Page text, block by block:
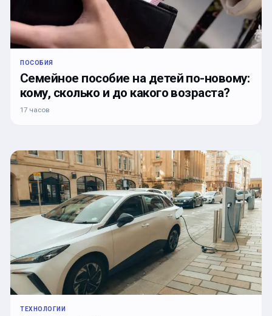
ПОСОБИЯ
Семейное пособие на детей по-новому:
кому, сколько и до какого возраста?
17 часов
ТЕХНОЛОГИИ